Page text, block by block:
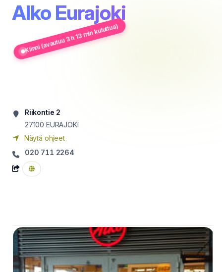
Alko Eurajoki
Kiinni (avautuu 3 h 13 min kuluttua)
Riikontie 2
27100 EURAJOKI
Näytä ohjeet
020 711 2264